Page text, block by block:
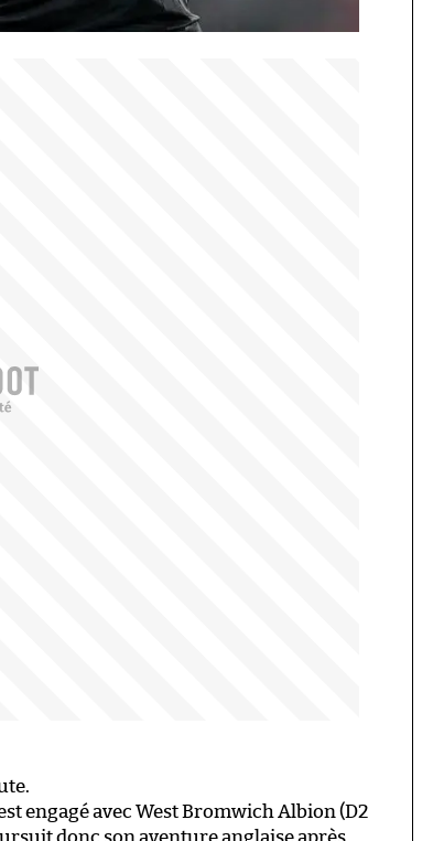
engagé avec West Bromwich Albion (D2
donc son aventure anglaise après